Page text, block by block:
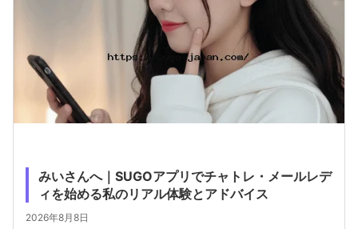
みいさんへ｜SUGOアプリでチャトレ・メールレデ
ィを始める私のリアル体験とアドバイス
2026年8月8日